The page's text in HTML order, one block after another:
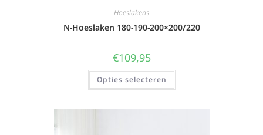
Hoeslakens
N-Hoeslaken 180-190-200×200/220
€109,95
Opties selecteren